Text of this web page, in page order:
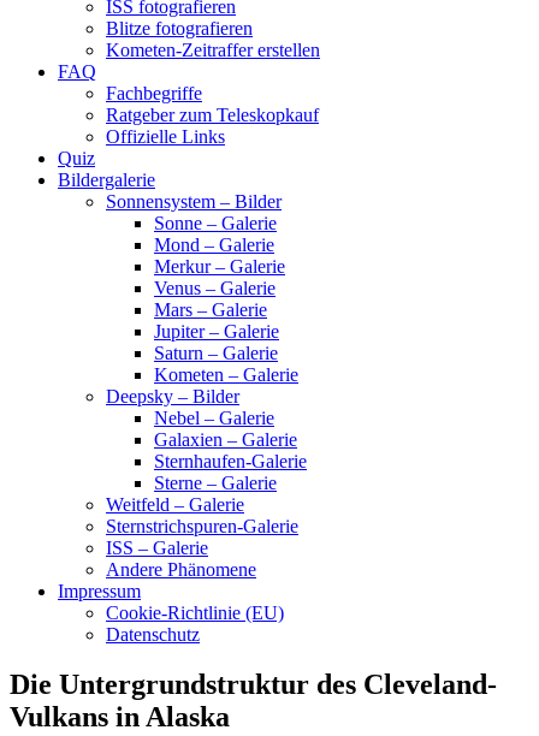
ISS fotografieren
Blitze fotografieren
Kometen-Zeitraffer erstellen
FAQ
Fachbegriffe
Ratgeber zum Teleskopkauf
Offizielle Links
Quiz
Bildergalerie
Sonnensystem – Bilder
Sonne – Galerie
Mond – Galerie
Merkur – Galerie
Venus – Galerie
Mars – Galerie
Jupiter – Galerie
Saturn – Galerie
Kometen – Galerie
Deepsky – Bilder
Nebel – Galerie
Galaxien – Galerie
Sternhaufen-Galerie
Sterne – Galerie
Weitfeld – Galerie
Sternstrichspuren-Galerie
ISS – Galerie
Andere Phänomene
Impressum
Cookie-Richtlinie (EU)
Datenschutz
Die Untergrundstruktur des Cleveland-
Vulkans in Alaska